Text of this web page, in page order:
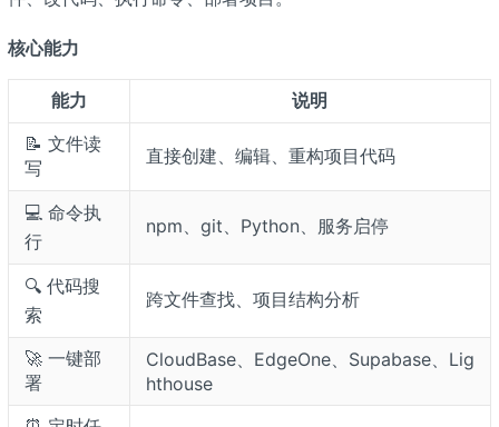
核心能力
能力
说明
📝 文件读
写
直接创建、编辑、重构项目代码
💻 命令执
行
npm、git、Python、服务启停
🔍 代码搜
索
跨文件查找、项目结构分析
🚀 一键部
署
CloudBase、EdgeOne、Supabase、Lig
hthouse